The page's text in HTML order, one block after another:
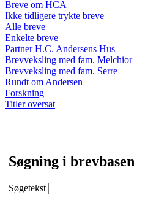
Breve om HCA
Ikke tidligere trykte breve
Alle breve
Enkelte breve
Partner H.C. Andersens Hus
Brevveksling med fam. Melchior
Brevveksling med fam. Serre
Rundt om Andersen
Forskning
Titler oversat
Søgning i brevbasen
Søgetekst